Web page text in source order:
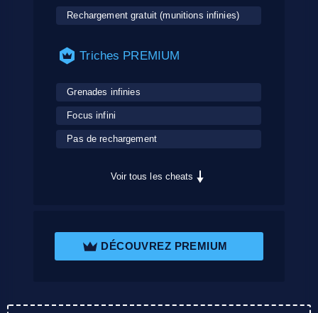
Rechargement gratuit (munitions infinies)
Triches PREMIUM
Grenades infinies
Focus infini
Pas de rechargement
Voir tous les cheats
DÉCOUVREZ PREMIUM